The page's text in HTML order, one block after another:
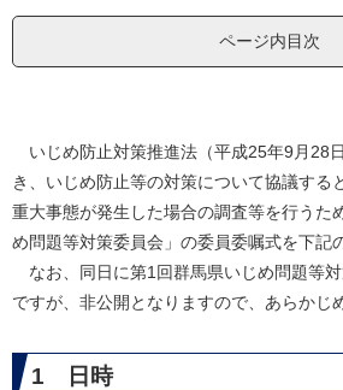
ページ内目次
いじめ防止対策推進法（平成25年9月28
き、いじめ防止等の対策について協議する
重大事態が発生した場合の調査等を行うた
め問題等対策委員会」の委員委嘱式を下記
なお、同日に第1回群馬県いじめ問題等
ですが、非公開となりますので、あらかじ
1 日時